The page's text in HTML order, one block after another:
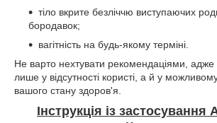
тіло вкрите безліччю виступаючих
бородавок;
вагітність на будь-якому терміні.
Не варто нехтувати рекомендаціями, адже
лише у відсутності користі, а й у
вашого стану здоров'я.
Інструкція із застосування